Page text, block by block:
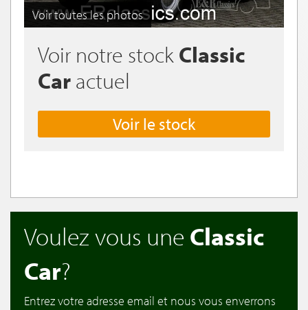
Voir toutes les photos
Voir notre stock Classic
Car actuel
Voir le stock
Voulez vous une Classic
Car?
Entrez votre adresse email et nous vous enverrons